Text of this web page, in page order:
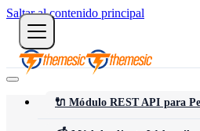
Saltar al contenido principal
🔌 Módulo REST API para